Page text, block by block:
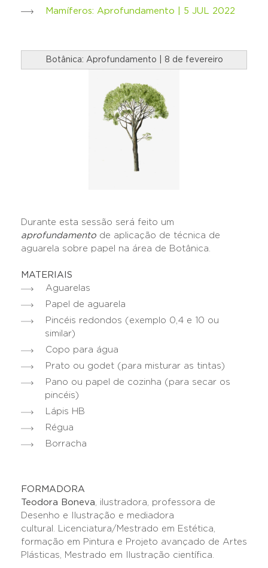
Mamíferos: Aprofundamento | 5 JUL 2022
Botânica: Aprofundamento | 8 de fevereiro
Durante esta sessão será feito um
aprofundamento de aplicação de técnica de
aguarela sobre papel na área de Botânica.
MATERIAIS
Aguarelas
Papel de aguarela
Pincéis redondos (exemplo 0,4 e 10 ou
similar)
Copo para água
Prato ou godet (para misturar as tintas)
Pano ou papel de cozinha (para secar os
pincéis)
Lápis HB
Régua
Borracha
FORMADORA
Teodora Boneva, ilustradora, professora de
Desenho e Ilustração e mediadora
cultural. Licenciatura/Mestrado em Estética,
formação em Pintura e Projeto avançado de Artes
Plásticas, Mestrado em Ilustração científica.